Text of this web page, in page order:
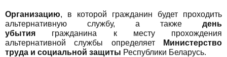
Организацию, в которой гражданин будет проходить
альтернативную службу, а также день
убытия гражданина к месту прохождения
альтернативной службы определяетМинистерство
труда и социальной защиты Республики Беларусь.